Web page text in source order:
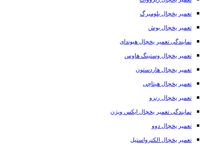
تعمیر یخچال بلومبرگ
تعمیر یخچال بوش
نمایندگی تعمیر یخچال هیوندای
تعمیر یخچال وستینگ هاوس
تعمیر یخچال هاردستون
تعمیر یخچال هیتاچی
تعمیر یخچال رنزو
نمایندگی تعمیر یخچال ایکس ویژن
تعمیر یخچال دوو
تعمیر یخچال الکترواستیل